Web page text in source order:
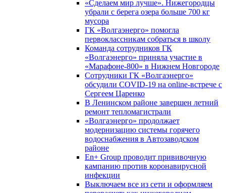
«Сделаем мир лучше». Нижегородцы
убрали с берега озера больше 700 кг
мусора
ГК «Волгаэнерго» помогла
первоклассникам собраться в школу
Команда сотрудников ГК
«Волгаэнерго» приняла участие в
«Марафоне-800» в Нижнем Новгороде
Сотрудники ГК «Волгаэнерго»
обсудили COVID-19 на online-встрече с
Сергеем Царенко
В Ленинском районе завершен летний
ремонт тепломагистрали
«Волгаэнерго» продолжает
модернизацию системы горячего
водоснабжения в Автозаводском
районе
En+ Group проводит прививочную
кампанию против коронавирусной
инфекции
Выключаем все из сети и оформляем